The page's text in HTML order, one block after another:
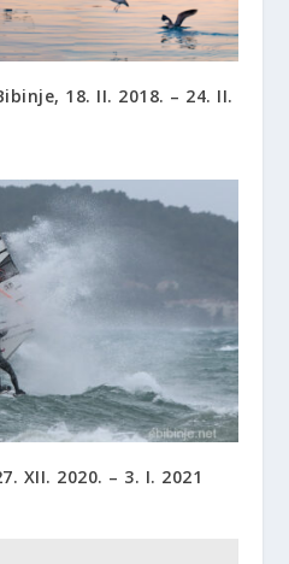
18. II. 2018. – 24. II.
XII. 2020. – 3. I. 2021